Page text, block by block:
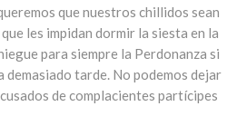
que nuestros chillidos sean
les impidan dormir la siesta en la
para siempre la Perdonanza si
demasiado tarde. No podemos dejar
de complacientes partícipes